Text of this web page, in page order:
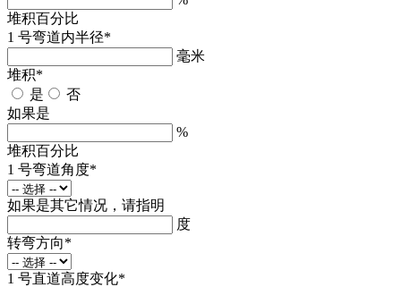
堆积百分比
1 号弯道内半径*
毫米
堆积*
是
否
如果是
%
堆积百分比
1 号弯道角度*
如果是其它情况，请指明
度
转弯方向*
1 号直道高度变化*